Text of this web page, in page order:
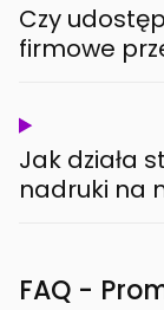
Czy
firmowe
Jak działa
nadruki na
FAQ -